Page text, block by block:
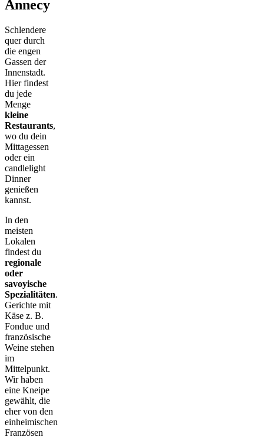
Annecy
Schlendere
quer durch
die engen
Gassen der
Innenstadt.
Hier findest
du jede
Menge
kleine
Restaurants,
wo du dein
Mittagessen
oder ein
candlelight
Dinner
genießen
kannst.
In den
meisten
Lokalen
findest du
regionale
oder
savoyische
Spezialitäten.
Gerichte mit
Käse z. B.
Fondue und
französische
Weine stehen
im
Mittelpunkt.
Wir haben
eine Kneipe
gewählt, die
eher von den
einheimischen
Französen